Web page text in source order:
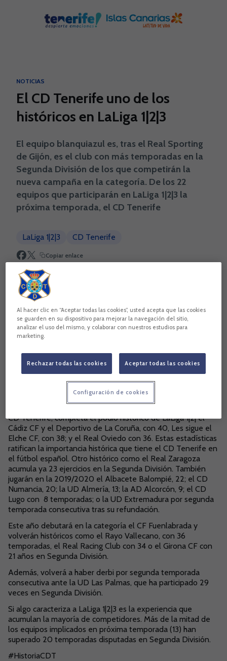
NOTICIAS
El CD Tenerife uno de los
históricos en LaLiga 1|2|3
El equipo blanquiazul es, tras el Real Sporting
de Gijón, es el club con más temporadas en la
Segunda División de los que competirán la
nueva campaña en la categoría. De los 22
equipos que participarán en LaLiga 1|2|3 la
próxima temporada, el CD Tenerife
LaLiga 1|2|3 CD Tenerife
Copiar enlace
CD Tenerife, completa el podio histórico de LaLiga 1|2| el
Cádiz CF y el Deportivo de La Coruña, con 40, Les sigue el
Elche CF, con 38; y el Real Oviedo con 36. Estas estadísticas
ratifican la importancia histórica que tiene el CD Tenerife en
el fútbol español. Otro histórico como el Real Zaragoza
acumula ya 23 ejercicios en la Segunda División. También
jugarán en la 2019/2020 el Albacete Balompié, 22; el CD
Numancia, 20; la UD Almería, 13; la AD Alcorcón, 9; el CD
Lugo con 8 temporadas; o la UD Extremadura por segunda
temporada consecutiva tras su refundación.
Este año debutará en la categoría el CF Fuenlabrada y
volverán históricos como el Rayo Vallecano, con 36
temporadas, el Real Racing Club con 34 o el Girona CF con
21 años en Segunda División.
Además, volverá a haber derbi por segunda temporada
consecutiva ante la UD Las Palmas, que ha participado 29
veces en Segunda División.
Si algo caracteriza a LaLiga 1|2|3 es la experiencia que
acumulan la mayoría de competidores. Más de la mitad de
los equipos implicados en próxima temporada (13) han
superado 20 temporadas disputadas en Segunda División.
#HistoriaCDT
Al hacer clic en “Aceptar todas las cookies”, usted acepta que las cookies
se guarden en su dispositivo para mejorar la navegación del sitio,
analizar el uso del mismo, y colaborar con nuestros estudios para
marketing.
Rechazar todas las cookies Aceptar todas las cookies
Configuración de cookies